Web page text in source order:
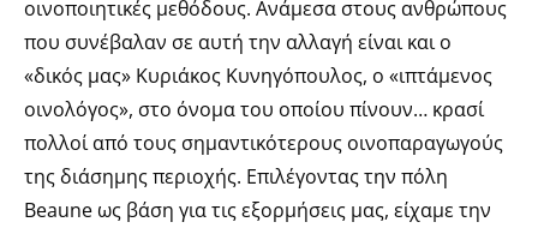
οινοποιητικές μεθόδους. Ανάμεσα στους ανθρώπους
που συνέβαλαν σε αυτή την αλλαγή είναι και ο
«δικός μας» Κυριάκος Κυνηγόπουλος, ο «ιπτάμενος
οινολόγος», στο όνομα του οποίου πίνουν… κρασί
πολλοί από τους σημαντικότερους οινοπαραγωγούς
της διάσημης περιοχής. Επιλέγοντας την πόλη
Beaune ως βάση για τις εξορμήσεις μας, είχαμε την